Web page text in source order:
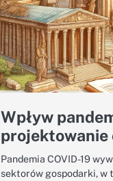
Wpływ
Pandemia COVID-19
sektorów gospodarki, w